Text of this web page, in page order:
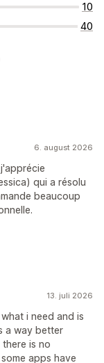
10
40
6. august 2026
qui a résolu
beaucoup
13. juli 2026
i need and is
a way better
is no
apps have